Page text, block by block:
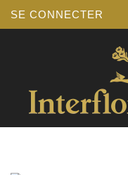
SE CONNECTER